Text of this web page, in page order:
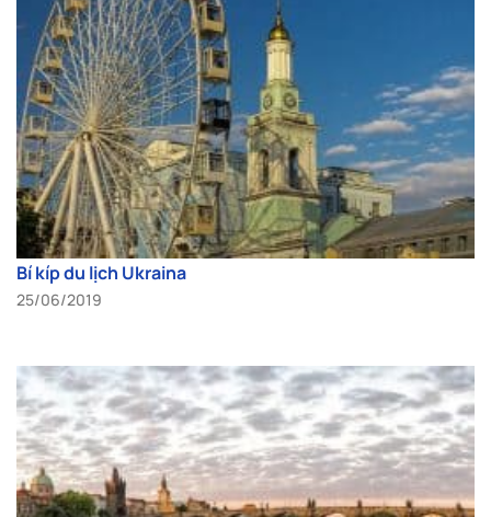
Bí kíp du lịch Ukraina
25/06/2019